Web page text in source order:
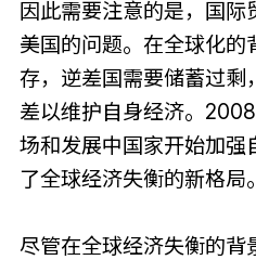
因此需要注意的是，国际
美国的问题。在全球化的
存，逆差国需要储蓄过剩
差以维护自身经济。
场和发展中国家开始加强
了全球经济失衡的新格局。
尽管在全球经济失衡的背